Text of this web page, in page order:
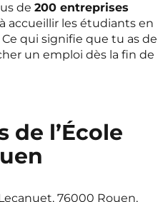
de 200 entreprises
accueillir les étudiants en
Ce qui signifie que tu as de
un emploi dès la fin de
de l’École
76000 Rouen,